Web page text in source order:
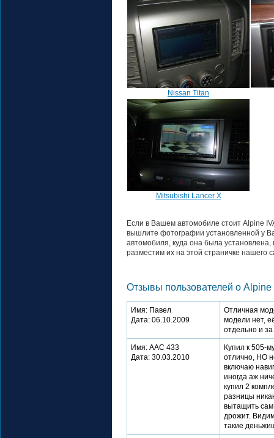
Nissan Titan
Mitsubishi Lancer X
Если в Вашем автомобиле стоит Alpine
вышлите фотографии установленной у
автомобиля, куда она была
разместим их на этой страничке нашего
Отзывы пользователей о Alpine
Имя: Павел
Дата: 06.10.2009
Отличная
модели нет,
отдельно и
Имя: ААС 433
Дата: 30.03.2010
Купил к 505-
отлично, НО
включаю
иногда аж
купил 2
разницы
вытащить сам
дрожит.
такие